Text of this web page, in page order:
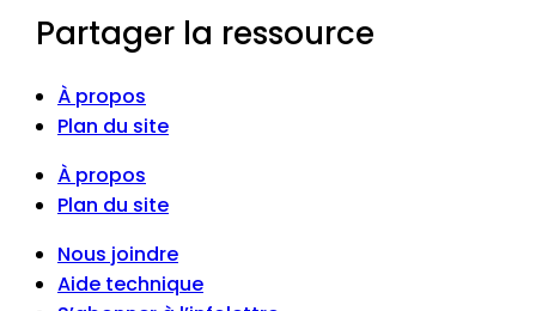
Partager la ressource
À propos
Plan du site
À propos
Plan du site
Nous joindre
Aide technique